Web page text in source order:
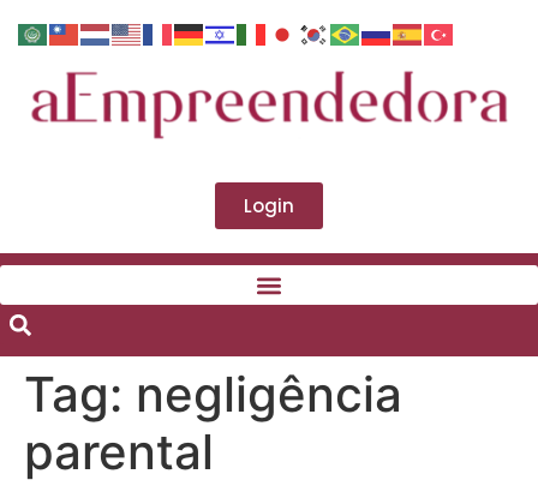
Login
Tag: negligência
parental